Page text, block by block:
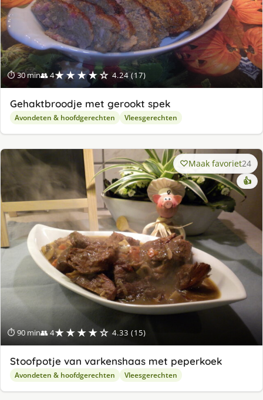
⏱ 30 min👥 4★★★★☆ 4.24 (17)
Gehaktbroodje met gerookt spek
Avondeten & hoofdgerechten Vleesgerechten
⏱ 90 min👥 4★★★★☆ 4.33 (15)
Maak favoriet24
👍
Stoofpotje van varkenshaas met peperkoek
Avondeten & hoofdgerechten Vleesgerechten